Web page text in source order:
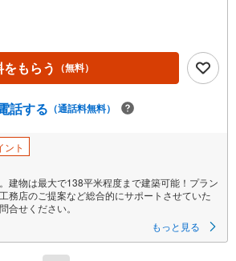
をもらう （無料）
話する （通話料無料）
ント
建物は最大で138平米程度まで建築可能！プラン
務店のご提案など総合的にサポートさせていた
合せください。
もっと見る